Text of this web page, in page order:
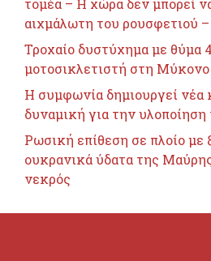
τομέα – Η χώρα δεν μπορεί
αιχμάλωτη του ρουσφετιού
Τροχαίο δυστύχημα με θύμα
μοτοσικλετιστή στη
Η συμφωνία δημιουργεί νέα
δυναμική για την
Ρωσική επίθεση σε πλοίο με
ουκρανικά ύδατα της
νεκρός